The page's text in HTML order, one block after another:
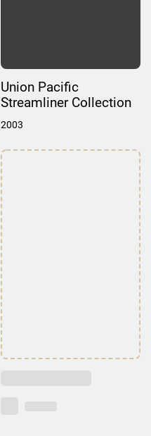
Union Pacific
Streamliner Collection
2003